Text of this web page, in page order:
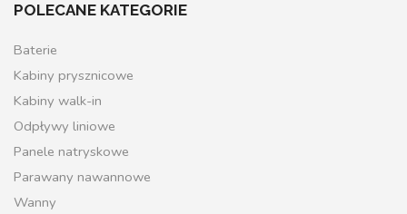
POLECANE KATEGORIE
Baterie
Kabiny prysznicowe
Kabiny walk-in
Odpływy liniowe
Panele natryskowe
Parawany nawannowe
Wanny